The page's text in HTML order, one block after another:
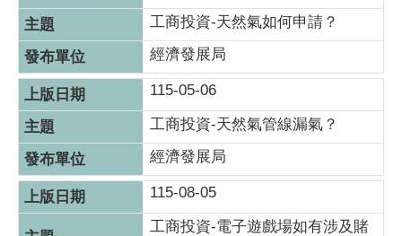
工商投資-天然氣如何申請？
經濟發展局
115-05-06
工商投資-天然氣管線漏氣？
經濟發展局
115-08-05
工商投資-電子遊戲場如有涉及賭